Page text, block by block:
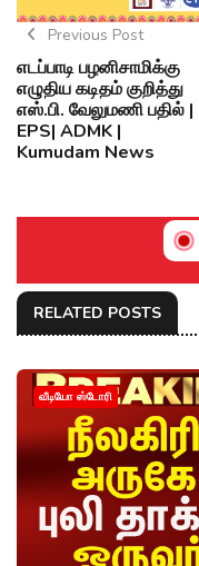
Previous Post
எடப்பாடி பழனிசாமிக்கு
எழுதிய கடிதம் குறித்து
எஸ்.பி. வேலுமணி பதில் |
EPS| ADMK |
Kumudam News
RELATED POSTS
வீடியோ ஸ்டோரி